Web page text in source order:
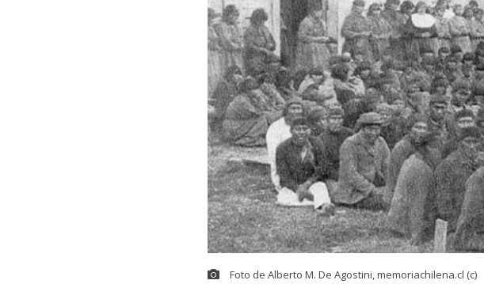
Foto de Alberto M. De Agostini, memoriachilena.cl (c)